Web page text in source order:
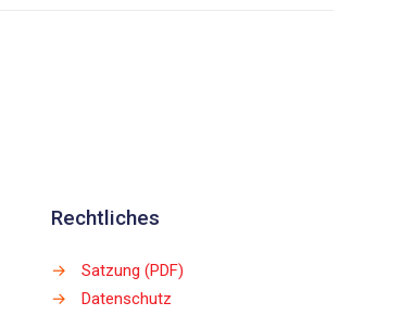
Rechtliches
→
Satzung (PDF)
→
Datenschutz